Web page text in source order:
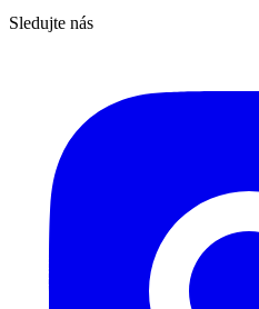
Sledujte nás